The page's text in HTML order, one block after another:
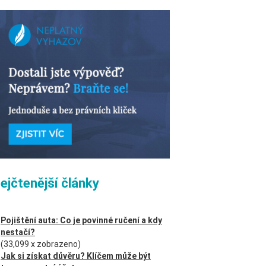
články
Pojištění auta: Co je povinné ručení a kdy
nestačí?
(33,099 x zobrazeno)
Jak si získat důvěru? Klíčem může být